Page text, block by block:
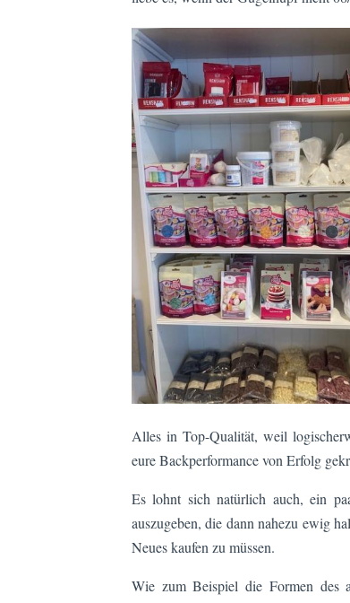
Alles in Top-Qualität, weil
eure Backperformance von Erfolg
Es lohnt sich natürlich auch, ein
auszugeben, die dann nahezu ewig
Neues kaufen zu müssen.
Wie zum Beispiel die Formen des